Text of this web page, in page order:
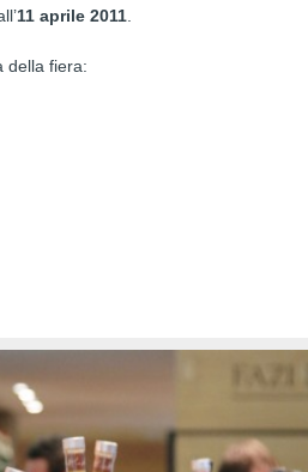
11 aprile 2011
della fiera: